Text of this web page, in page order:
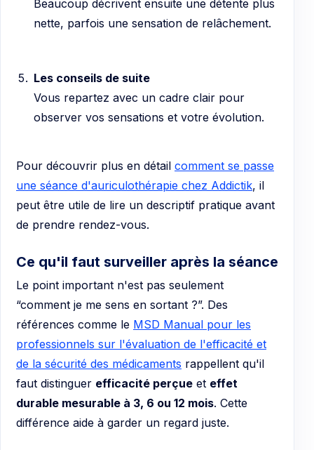
Beaucoup décrivent ensuite une détente plus
nette, parfois une sensation de relâchement.
Les conseils de suite
Vous repartez avec un cadre clair pour
observer vos sensations et votre évolution.
Pour découvrir plus en détail comment se passe
une séance d'auriculothérapie chez Addictik, il
peut être utile de lire un descriptif pratique avant
de prendre rendez-vous.
Ce qu'il faut surveiller après la séance
Le point important n'est pas seulement
“comment je me sens en sortant ?”. Des
références comme le MSD Manual pour les
professionnels sur l'évaluation de l'efficacité et
de la sécurité des médicaments rappellent qu'il
faut distinguer efficacité perçue et effet
durable mesurable à 3, 6 ou 12 mois. Cette
différence aide à garder un regard juste.